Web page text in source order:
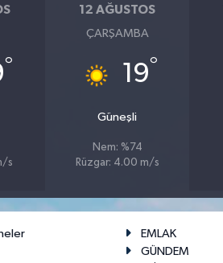
°
s
12 AĞUSTOS
ÇARŞAMBA
19°
Güneşli
Nem: %74
Rüzgar: 4.00 m/s
EMLAK
GÜNDEM